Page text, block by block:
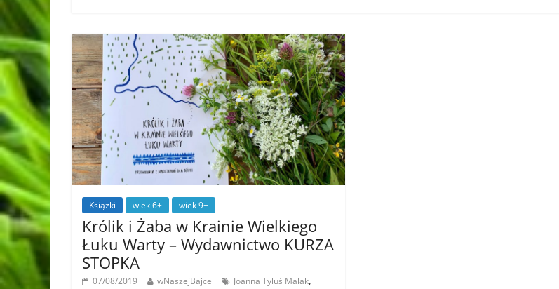
Książki wiek 6+ wiek 9+
Królik i Żaba w Krainie Wielkiego
Łuku Warty – Wydawnictwo KURZA
STOPKA
07/08/2019 wNaszejBajce Joanna Tyluś Malak,